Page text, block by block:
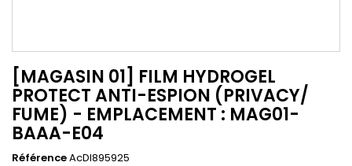
[MAGASIN 01] FILM HYDROGEL
PROTECT ANTI-ESPION (PRIVACY/
FUME) - EMPLACEMENT : MAG01-
BAAA-E04
RéférenceAcDI895925